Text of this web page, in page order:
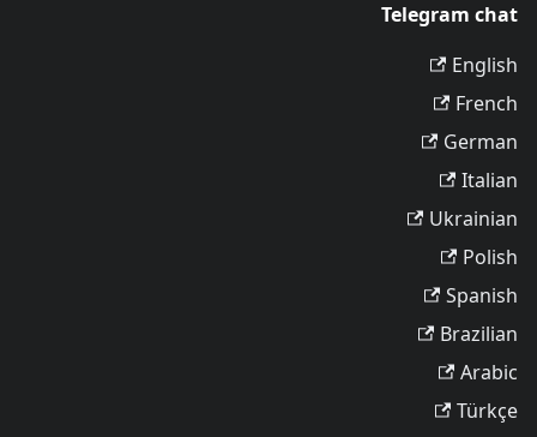
Telegram chat
English
French
German
Italian
Ukrainian
Polish
Spanish
Brazilian
Arabic
Türkçe